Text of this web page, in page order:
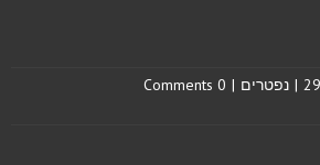
| נפטרים |
0 Comments